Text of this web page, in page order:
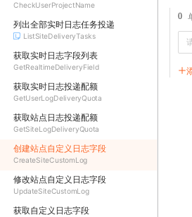
CheckUserProjectName
列出全部实时日志任务投递
ListSiteDeliveryTasks
获取实时日志字段列表
GetRealtimeDeliveryField
获取实时日志投递配额
GetUserLogDeliveryQuota
获取站点日志投递配额
GetSiteLogDeliveryQuota
创建站点自定义日志字段
CreateSiteCustomLog
修改站点自定义日志字段
UpdateSiteCustomLog
获取自定义日志字段
0